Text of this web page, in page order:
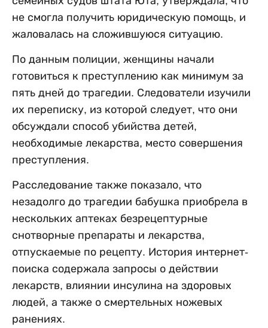
не смогла получить юридическую помощь, и
жаловалась на сложившуюся ситуацию.
По данным полиции, женщины начали
готовиться к преступлению как минимум за
пять дней до трагедии. Следователи изучили
их переписку, из которой следует, что они
обсуждали способ убийства детей,
необходимые лекарства, место совершения
преступления.
Расследование также показало, что
незадолго до трагедии бабушка приобрела в
нескольких аптеках безрецептурные
снотворные препараты и лекарства,
отпускаемые по рецепту. История интернет-
поиска содержала запросы о действии
лекарств, влиянии инсулина на здоровых
людей, а также о смертельных ножевых
ранениях.